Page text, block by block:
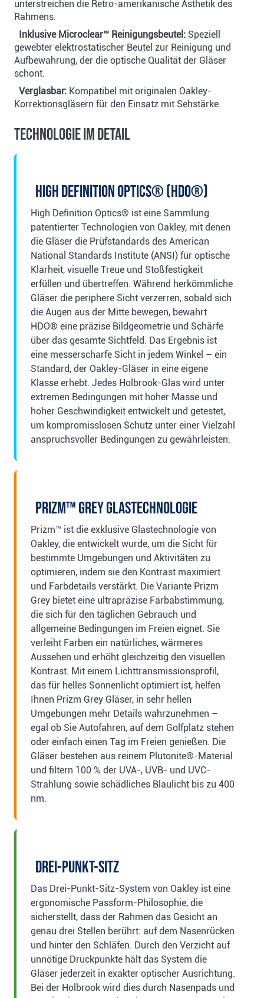
unterstreichen die Retro-amerikanische Ästhetik des
Rahmens.
Inklusive Microclear™ Reinigungsbeutel: Speziell
gewebter elektrostatischer Beutel zur Reinigung und
Aufbewahrung, der die optische Qualität der Gläser
schont.
Verglasbar: Kompatibel mit originalen Oakley-
Korrektionsgläsern für den Einsatz mit Sehstärke.
Technologie im Detail
High Definition Optics® (HDO®)
High Definition Optics® ist eine Sammlung
patentierter Technologien von Oakley, mit denen
die Gläser die Prüfstandards des American
National Standards Institute (ANSI) für optische
Klarheit, visuelle Treue und Stoßfestigkeit
erfüllen und übertreffen. Während herkömmliche
Gläser die periphere Sicht verzerren, sobald sich
die Augen aus der Mitte bewegen, bewahrt
HDO® eine präzise Bildgeometrie und Schärfe
über das gesamte Sichtfeld. Das Ergebnis ist
eine messerscharfe Sicht in jedem Winkel – ein
Standard, der Oakley-Gläser in eine eigene
Klasse erhebt. Jedes Holbrook-Glas wird unter
extremen Bedingungen mit hoher Masse und
hoher Geschwindigkeit entwickelt und getestet,
um kompromisslosen Schutz unter einer Vielzahl
anspruchsvoller Bedingungen zu gewährleisten.
Prizm™ Grey Glastechnologie
Prizm™ ist die exklusive Glastechnologie von
Oakley, die entwickelt wurde, um die Sicht für
bestimmte Umgebungen und Aktivitäten zu
optimieren, indem sie den Kontrast maximiert
und Farbdetails verstärkt. Die Variante Prizm
Grey bietet eine ultrapräzise Farbabstimmung,
die sich für den täglichen Gebrauch und
allgemeine Bedingungen im Freien eignet. Sie
verleiht Farben ein natürliches, wärmeres
Aussehen und erhöht gleichzeitig den visuellen
Kontrast. Mit einem Lichttransmissionsprofil,
das für helles Sonnenlicht optimiert ist, helfen
Ihnen Prizm Grey Gläser, in sehr hellen
Umgebungen mehr Details wahrzunehmen –
egal ob Sie Autofahren, auf dem Golfplatz stehen
oder einfach einen Tag im Freien genießen. Die
Gläser bestehen aus reinem Plutonite®-Material
und filtern 100 % der UVA-, UVB- und UVC-
Strahlung sowie schädliches Blaulicht bis zu 400
nm.
Drei-Punkt-Sitz
Das Drei-Punkt-Sitz-System von Oakley ist eine
ergonomische Passform-Philosophie, die
sicherstellt, dass der Rahmen das Gesicht an
genau drei Stellen berührt: auf dem Nasenrücken
und hinter den Schläfen. Durch den Verzicht auf
unnötige Druckpunkte hält das System die
Gläser jederzeit in exakter optischer Ausrichtung.
Bei der Holbrook wird dies durch Nasenpads und